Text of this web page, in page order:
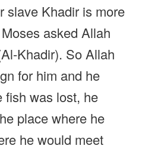
slave Khadir is more
asked Allah
Khadir). So Allah
for him and he
fish was lost, he
place where he
he would meet